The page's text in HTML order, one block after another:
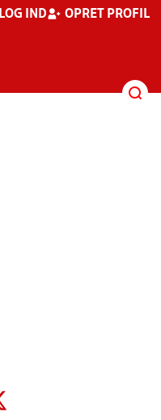
LOG IND OPRET PROFIL